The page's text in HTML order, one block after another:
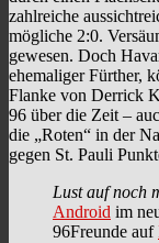
zahlreiche
mögliche 2:0.
gewesen. Doch
ehemaliger Fürther,
Flanke von Derrick
96 über die Zeit –
die „Roten“ in der
gegen St. Pauli
Lust auf noch
Android im
96Freunde auf